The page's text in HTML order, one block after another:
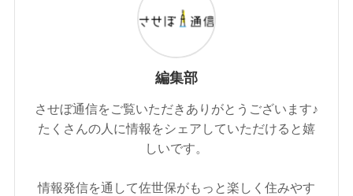
編集部
させぼ通信をご覧いただきありがとうございます♪
たくさんの人に情報をシェアしていただけると嬉
しいです。
情報発信を通して佐世保がもっと楽しく住みやす